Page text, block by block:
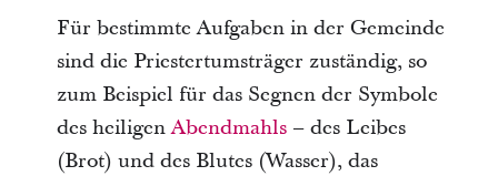
Für bestimmte Aufgaben in der Gemeinde
sind die Priestertumsträger zuständig, so
zum Beispiel für das Segnen der Symbole
des heiligenAbendmahls– des Leibes
(Brot) und des Blutes (Wasser), das